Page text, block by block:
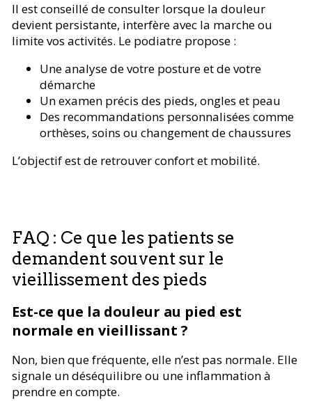
Il est conseillé de consulter lorsque la douleur
devient persistante, interfère avec la marche ou
limite vos activités. Le podiatre propose :
Une analyse de votre posture et de votre
démarche
Un examen précis des pieds, ongles et peau
Des recommandations personnalisées comme
orthèses, soins ou changement de chaussures
L’objectif est de retrouver confort et mobilité.
FAQ : Ce que les patients se
demandent souvent sur le
vieillissement des pieds
Est-ce que la douleur au pied est
normale en vieillissant ?
Non, bien que fréquente, elle n’est pas normale. Elle
signale un déséquilibre ou une inflammation à
prendre en compte.